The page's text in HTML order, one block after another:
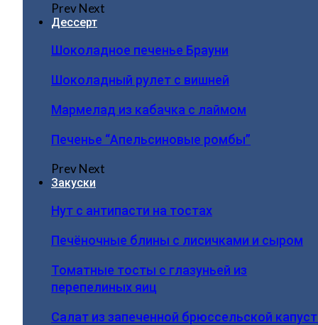
PrevNext
Дессерт
Шоколадное печенье Брауни
Шоколадный рулет с вишней
Мармелад из кабачка с лаймом
Печенье “Апельсиновые ромбы”
PrevNext
Закуски
Нут с антипасти на тостах
Печёночные блины с лисичками и сыром
Томатные тосты с глазуньей из
перепелиных яиц
Салат из запеченной брюссельской